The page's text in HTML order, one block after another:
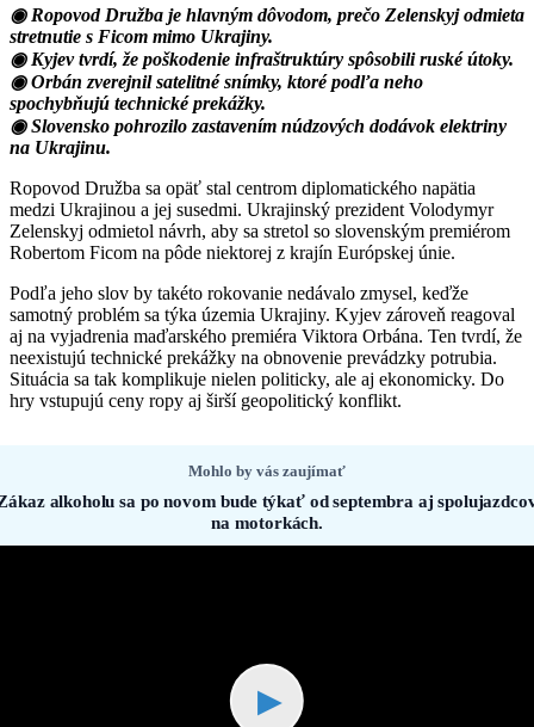
◉ Ropovod Družba je hlavným dôvodom, prečo Zelenskyj odmieta
stretnutie s Ficom mimo Ukrajiny.
◉ Kyjev tvrdí, že poškodenie infraštruktúry spôsobili ruské útoky.
◉ Orbán zverejnil satelitné snímky, ktoré podľa neho
spochybňujú technické prekážky.
◉ Slovensko pohrozilo zastavením núdzových dodávok elektriny
na Ukrajinu.
Ropovod Družba sa opäť stal centrom diplomatického napätia
medzi Ukrajinou a jej susedmi. Ukrajinský prezident Volodymyr
Zelenskyj odmietol návrh, aby sa stretol so slovenským premiérom
Robertom Ficom na pôde niektorej z krajín Európskej únie.
Podľa jeho slov by takéto rokovanie nedávalo zmysel, keďže
samotný problém sa týka územia Ukrajiny. Kyjev zároveň reagoval
aj na vyjadrenia maďarského premiéra Viktora Orbána. Ten tvrdí, že
neexistujú technické prekážky na obnovenie prevádzky potrubia.
Situácia sa tak komplikuje nielen politicky, ale aj ekonomicky. Do
hry vstupujú ceny ropy aj širší geopolitický konflikt.
Mohlo by vás zaujímať
alkoholu sa po novom bude týkať od septembra aj
na motorkách.
▶